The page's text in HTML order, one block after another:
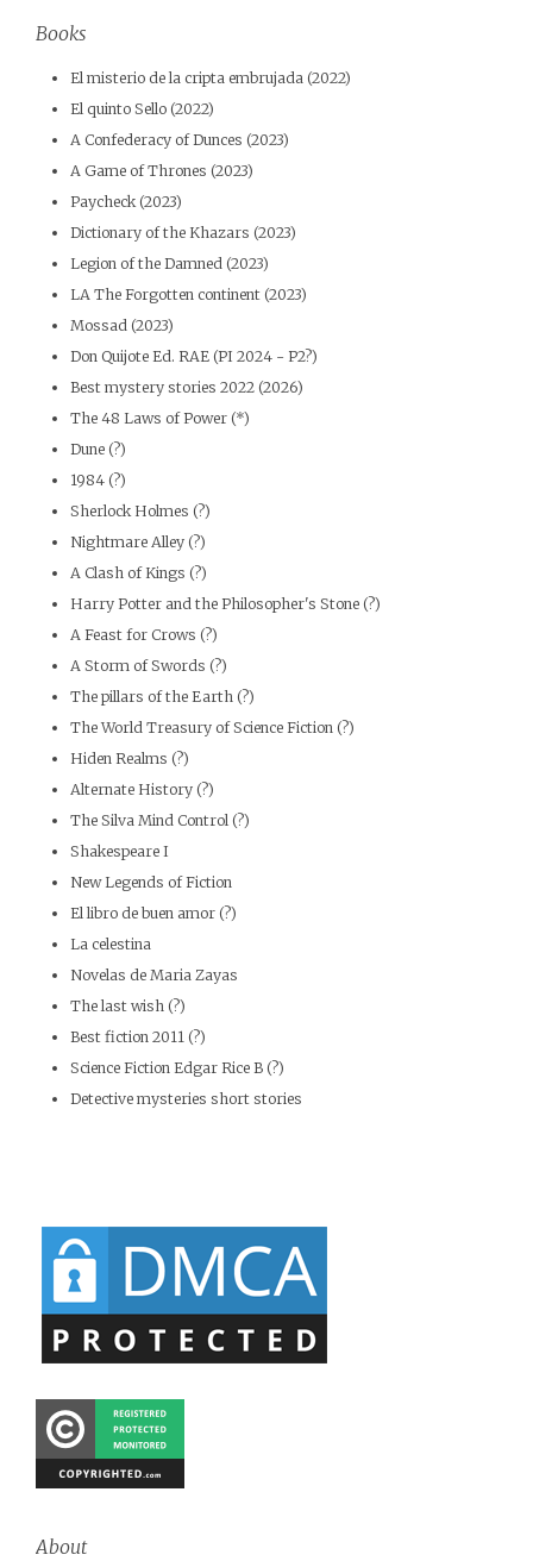
Books
El misterio de la cripta embrujada (2022)
El quinto Sello (2022)
A Confederacy of Dunces (2023)
A Game of Thrones (2023)
Paycheck (2023)
Dictionary of the Khazars (2023)
Legion of the Damned (2023)
LA The Forgotten continent (2023)
Mossad (2023)
Don Quijote Ed. RAE (PI 2024 - P2?)
Best mystery stories 2022 (2026)
The 48 Laws of Power (*)
Dune (?)
1984 (?)
Sherlock Holmes (?)
Nightmare Alley (?)
A Clash of Kings (?)
Harry Potter and the Philosopher's Stone (?)
A Feast for Crows (?)
A Storm of Swords (?)
The pillars of the Earth (?)
The World Treasury of Science Fiction (?)
Hiden Realms (?)
Alternate History (?)
The Silva Mind Control (?)
Shakespeare I
New Legends of Fiction
El libro de buen amor (?)
La celestina
Novelas de Maria Zayas
The last wish (?)
Best fiction 2011 (?)
Science Fiction Edgar Rice B (?)
Detective mysteries short stories
About